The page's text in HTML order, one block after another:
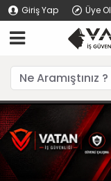
Giriş Yap Üye Ol